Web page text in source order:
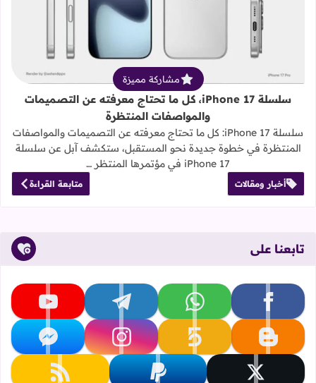
قراءة المزيد عن سلسلة iPhone 17، كل ما تحتاج معرفته عن التصميمات والمواصفات المنتظرة
مشاركة مميزة
سلسلة iPhone 17، كل ما تحتاج معرفته عن التصميمات
والمواصفات المنتظرة
سلسلة iPhone 17: كل ما تحتاج معرفته عن التصميمات والمواصفات
المنتظرة في خطوة جديدة نحو المستقبل، ستكشف آبل عن سلسلة
iPhone 17 في مؤتمرها المنتظر …
أخبار ومقالات متابعة القراءة
تابعنا على
تابعنا على facebook تابعنا على whatsapp تابعنا على telegram تابعنا على youtube
تابعنا على blogger تابعنا على khamsat تابعنا على instagram تابعنا على messenger
تابعنا على x تابعنا على paypal تابعنا على rss